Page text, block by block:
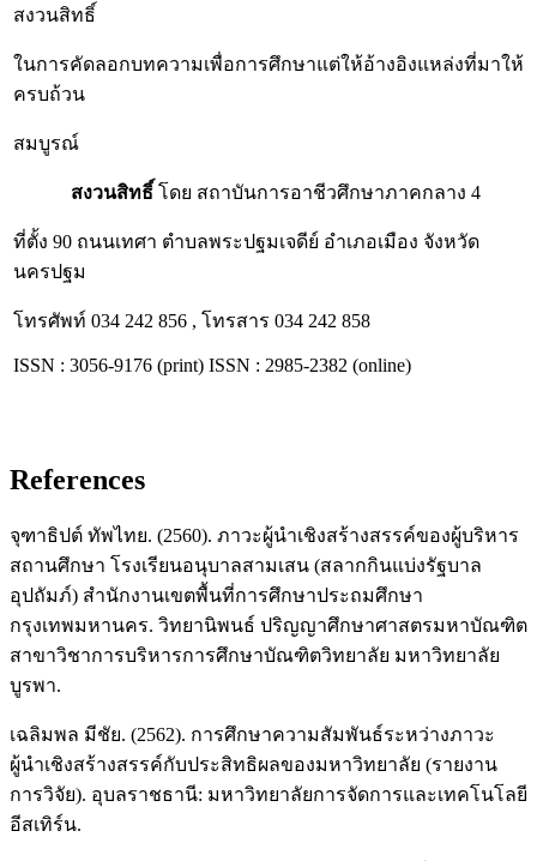
สงวนสิทธิ์
ในการคัดลอกบทความเพื่อการศึกษาแต่ให้อ้างอิงแหล่งที่มาให้
ครบถ้วน
สมบูรณ์
สงวนสิทธิ์ โดย สถาบันการอาชีวศึกษาภาคกลาง 4
ที่ตั้ง 90 ถนนเทศา ตำบลพระปฐมเจดีย์ อำเภอเมือง จังหวัด
นครปฐม
โทรศัพท์ 034 242 856 , โทรสาร 034 242 858
ISSN : 3056-9176 (print) ISSN : 2985-2382 (online)
References
จุฑาธิปต์ ทัพไทย. (2560). ภาวะผู้นำเชิงสร้างสรรค์ของผู้บริหาร
สถานศึกษา โรงเรียนอนุบาลสามเสน (สลากกินแบ่งรัฐบาล
อุปถัมภ์) สำนักงานเขตพื้นที่การศึกษาประถมศึกษา
กรุงเทพมหานคร. วิทยานิพนธ์ ปริญญาศึกษาศาสตรมหาบัณฑิต
สาขาวิชาการบริหารการศึกษาบัณฑิตวิทยาลัย มหาวิทยาลัย
บูรพา.
เฉลิมพล มีชัย. (2562). การศึกษาความสัมพันธ์ระหว่างภาวะ
ผู้นำเชิงสร้างสรรค์กับประสิทธิผลของมหาวิทยาลัย (รายงาน
การวิจัย). อุบลราชธานี: มหาวิทยาลัยการจัดการและเทคโนโลยี
อีสเทิร์น.